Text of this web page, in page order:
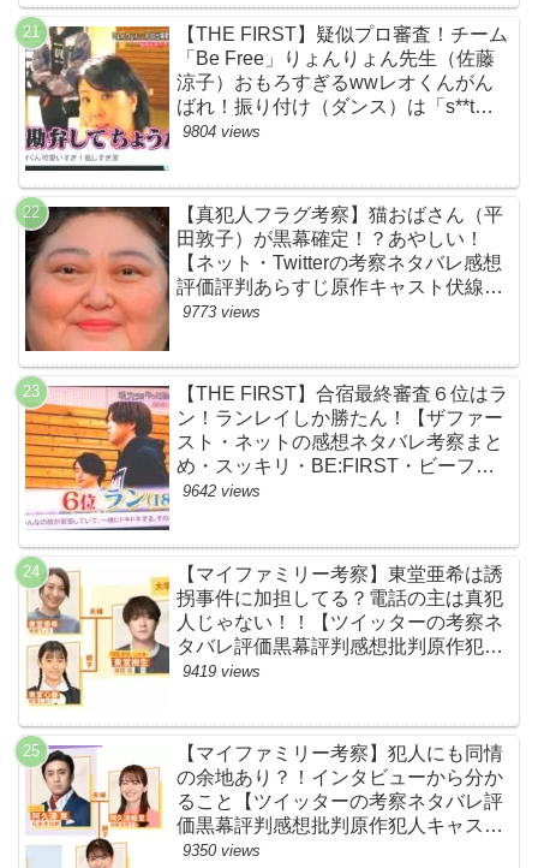
【THE FIRST】疑似プロ審査！チーム
「Be Free」りょんりょん先生（佐藤
涼子）おもろすぎるwwレオくんがん
ばれ！振り付け（ダンス）は「s**t
kingz」のOguri・Kazuki！豪華！【ネ
BE:FIRST・ビーファースト】
9804 views
【真犯人フラグ考察】猫おばさん（平
田敦子）が黒幕確定！？あやしい！
【ネット・Twitterの考察ネタバレ感想
評価評判あらすじ原作キャスト伏線ま
とめ】
9773 views
【THE FIRST】合宿最終審査６位はラ
ン！ランレイしか勝たん！【ザファー
スト・ネットの感想ネタバレ考察まと
め・スッキリ・BE:FIRST・ビーファ
ースト】
9642 views
【マイファミリー考察】東堂亜希は誘
拐事件に加担してる？電話の主は真犯
人じゃない！！【ツイッターの考察ネ
タバレ評価黒幕評判感想批判原作犯人
キャスト脚本あらすじ伏線まとめ】
9419 views
【マイファミリー考察】犯人にも同情
の余地あり？！インタビューから分か
ること【ツイッターの考察ネタバレ評
価黒幕評判感想批判原作犯人キャスト
脚本あらすじ伏線まとめ】
9350 views